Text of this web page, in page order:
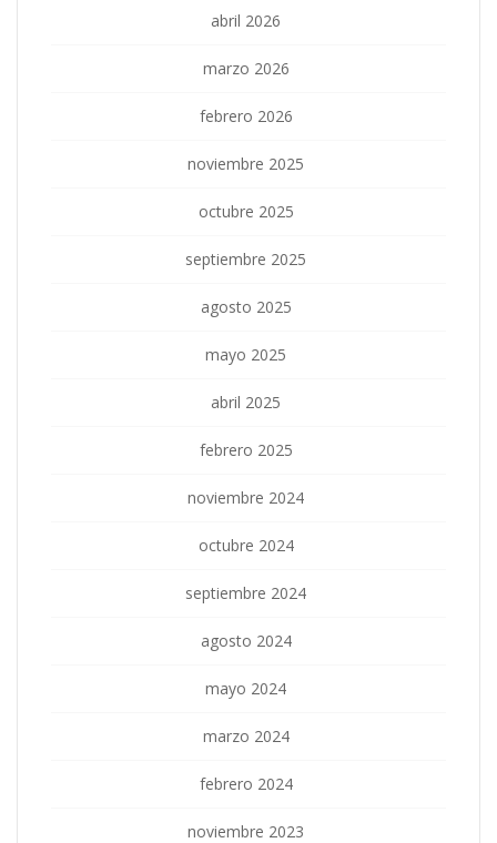
abril 2026
marzo 2026
febrero 2026
noviembre 2025
octubre 2025
septiembre 2025
agosto 2025
mayo 2025
abril 2025
febrero 2025
noviembre 2024
octubre 2024
septiembre 2024
agosto 2024
mayo 2024
marzo 2024
febrero 2024
noviembre 2023